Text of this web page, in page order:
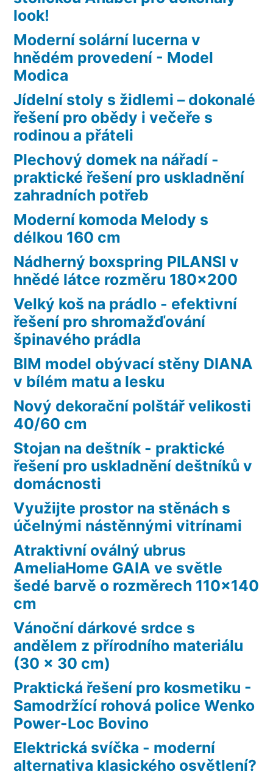
look!
Moderní solární lucerna v
hnědém provedení - Model
Modica
Jídelní stoly s židlemi – dokonalé
řešení pro obědy i večeře s
rodinou a přáteli
Plechový domek na nářadí -
praktické řešení pro uskladnění
zahradních potřeb
Moderní komoda Melody s
délkou 160 cm
Nádherný boxspring PILANSI v
hnědé látce rozměru 180×200
Velký koš na prádlo - efektivní
řešení pro shromažďování
špinavého prádla
BIM model obývací stěny DIANA
v bílém matu a lesku
Nový dekorační polštář velikosti
40/60 cm
Stojan na deštník - praktické
řešení pro uskladnění deštníků v
domácnosti
Využijte prostor na stěnách s
účelnými nástěnnými vitrínami
Atraktivní oválný ubrus
AmeliaHome GAIA ve světle
šedé barvě o rozměrech 110×140
cm
Vánoční dárkové srdce s
andělem z přírodního materiálu
(30 x 30 cm)
Praktická řešení pro kosmetiku -
Samodržící rohová police Wenko
Power-Loc Bovino
Elektrická svíčka - moderní
alternativa klasického osvětlení?